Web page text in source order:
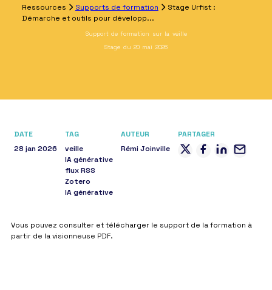
Ressources Supports de formation
Stage Urfist :
Démarche et outils pour développ...
Support de formation sur la veille
Stage du 20 mai 2026
DATE
28 jan 2026
TAG
veille
IA générative
flux RSS
Zotero
IA générative
AUTEUR
Rémi Joinville
PARTAGER
Corps
Vous pouvez consulter et télécharger le support de la formation à
partir de la visionneuse PDF.